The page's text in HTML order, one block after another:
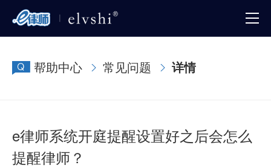
帮助中心 常见问题 详情
e律师系统开庭提醒设置好之后会怎么
提醒律师？